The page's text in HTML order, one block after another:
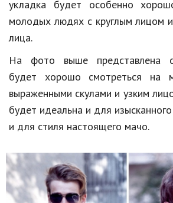
Юриспруденция
Природа
Наука и технологии
укладка будет особенно
молодых людях с круглым лицом
лица.
На фото выше представлена
будет хорошо смотреться на
выраженными скулами и узким
будет идеальна и для
и для стиля настоящего мачо.